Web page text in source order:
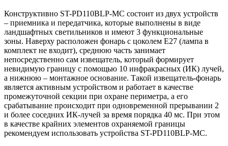
Конструктивно ST-PD110BLP-MC состоит из двух устройств
– приемника и передатчика, которые выполнены в виде
ландшафтных светильников и имеют 3 функциональные
зоны. Наверху расположен фонарь с цоколем E27 (лампа в
комплект не входит), среднюю часть занимает
непосредственно сам извещатель, который формирует
невидимую границу с помощью 10 инфракрасных (ИК) лучей,
а нижнюю – монтажное основание. Такой извещатель-фонарь
является активным устройством и работает в качестве
промежуточной секции при охране периметра, а его
срабатывание происходит при одновременной прерывании 2
и более соседних ИК-лучей за время порядка 40 мс. При этом
в качестве крайних элементов охраняемой границы
рекомендуем использовать устройства ST-PD110BLP-MC.